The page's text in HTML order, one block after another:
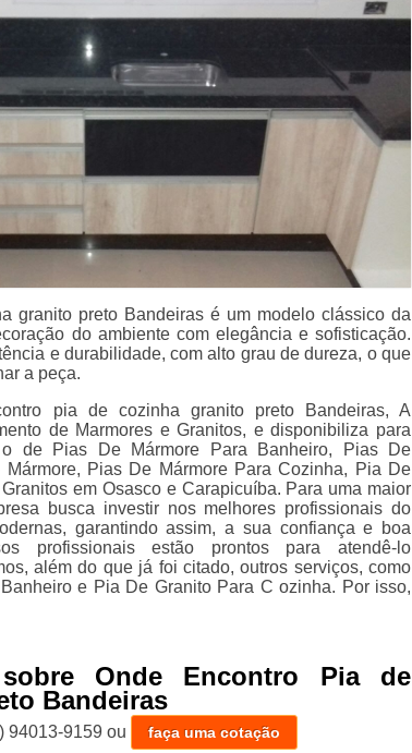
granito preto Bandeiras é um modelo clássico da
do ambiente com elegância e sofisticação.
e durabilidade, com alto grau de dureza, o que
a peça.
pia de cozinha granito preto Bandeiras, A
de Marmores e Granitos, e disponibiliza para
de Pias De Mármore Para Banheiro, Pias De
Pias De Mármore Para Cozinha, Pia De
em Osasco e Carapicuíba. Para uma maior
busca investir nos melhores profissionais do
garantindo assim, a sua confiança e boa
profissionais estão prontos para atendê-lo
além do que já foi citado, outros serviços, como
e Pia De Granito Para C ozinha. Por isso,
Onde Encontro Pia de
Bandeiras
94013-9159 ou faça uma cotação